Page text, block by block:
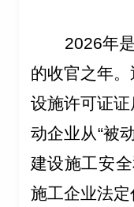
2026年
的收官之年。
设施许可证证
动企业从“被
建设施工安
施工企业法定